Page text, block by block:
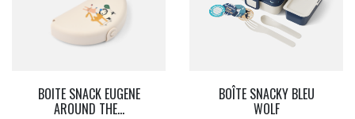
BOITE SNACK EUGENE
AROUND THE...
BOÎTE SNACKY BLEU
WOLF